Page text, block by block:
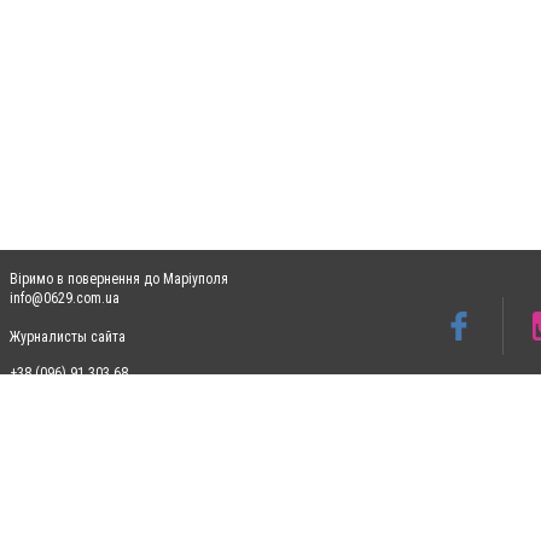
Віримо в повернення до Маріуполя
info@0629.com.ua
Журналисты сайта
+38 (096) 91 303 68